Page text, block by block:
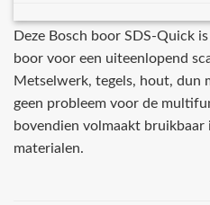
Deze Bosch boor SDS-Quick
boor voor een uiteenlopend
Metselwerk, tegels, hout, dun
geen probleem voor de
bovendien volmaakt bruikbaar
materialen.